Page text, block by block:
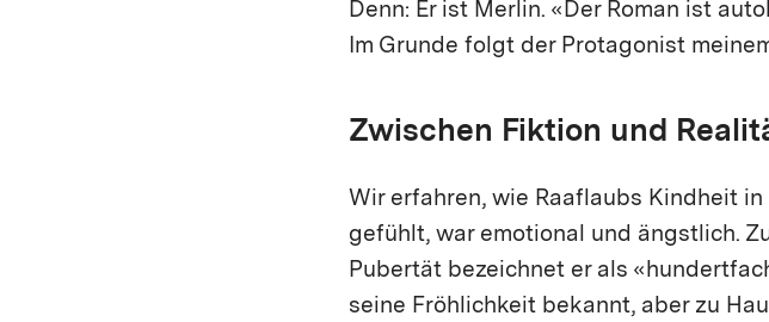
Denn: Er ist Merlin. «Der Roman ist
Im Grunde folgt der Protagonist
Zwischen Fiktion und
Wir erfahren, wie Raaflaubs Kindheit
gefühlt, war emotional und ängstlich.
Pubertät bezeichnet er als
seine Fröhlichkeit bekannt, aber zu